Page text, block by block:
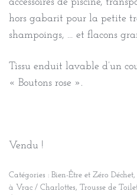
hors gabarit pour la petite
shampoings, … et flacons
Tissu enduit lavable d’un
« Boutons rose ».
Vendu !
Catégories : Bien-Être et Zéro Déchet,
à Vrac / Charlottes, Trousse de